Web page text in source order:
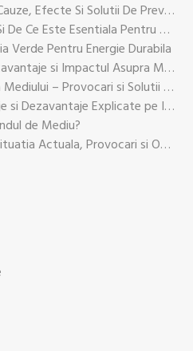
Poluarea Apelor Subterane: Cauze, Efecte Si Solutii De Prevenire
Ce Inseamna Energie Verde Si De Ce Este Esentiala Pentru Viitorul Planetei
Verde Pentru Energie Durabila
Hidrocentrale: Avantaje, Dezavantaje si Impactul Asupra Mediului
Impactul Tehnologiei Asupra Mediului – Provocari si Solutii Sustenabile
Energia Geotermala: Avantaje si Dezavantaje Explicate pe Intelesul Tuturor
de Mediu?
Energia Eoliana in România: Situatia Actuala, Provocari si Oportunitati